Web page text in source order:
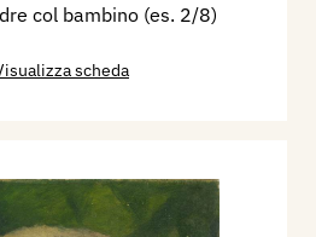
col bambino (es. 2/8)
scheda